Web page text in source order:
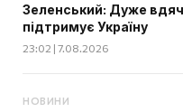
Зеленський: Дуже
підтримує Україну
23:02 | 7.08.2026
НОВИНИ